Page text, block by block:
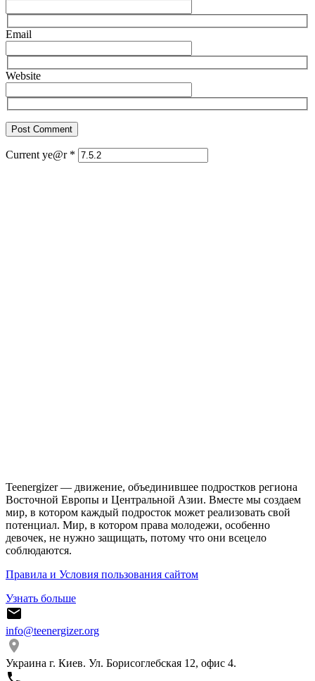
Email
Website
Current ye@r *
Teenergizer — движение, объединившее подростков региона
Восточной Европы и Центральной Азии. Вместе мы создаем
мир, в котором каждый подросток может реализовать свой
потенциал. Мир, в котором права молодежи, особенно
девочек, не нужно защищать, потому что они всецело
соблюдаются.
Правила и Условия пользования сайтом
Узнать больше
info@teenergizer.org
Украина г. Киев. Ул. Борисоглебская 12, офис 4.